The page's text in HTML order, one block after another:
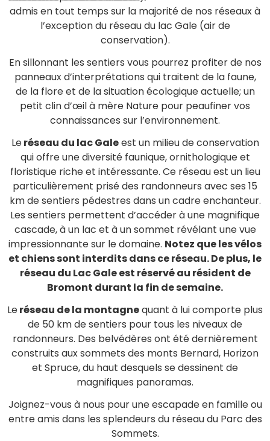
admis en tout temps sur la majorité de nos réseaux à
l’exception du réseau du lac Gale (air de
conservation).
En sillonnant les sentiers vous pourrez profiter de nos
panneaux d’interprétations qui traitent de la faune,
de la flore et de la situation écologique actuelle; un
petit clin d’œil à mère Nature pour peaufiner vos
connaissances sur l’environnement.
Leréseau du lac Galeest un milieu de conservation
qui offre une diversité faunique, ornithologique et
floristique riche et intéressante. Ce réseau est un lieu
particulièrement prisé des randonneurs avec ses 15
km de sentiers pédestres dans un cadre enchanteur.
Les sentiers permettent d’accéder à une magnifique
cascade, à un lac et à un sommet révélant une vue
impressionnante sur le domaine. Notez que les vélos
et chiens sont interdits dans ce réseau. De plus, le
réseau du Lac Gale est réservé au résident de
Bromont durant la fin de semaine.
Leréseau de la montagnequant à lui comporte plus
de 50 km de sentiers pour tous les niveaux de
randonneurs. Des belvédères ont été dernièrement
construits aux sommets des monts Bernard, Horizon
et Spruce, du haut desquels se dessinent de
magnifiques panoramas.
Joignez-vous à nous pour une escapade en famille ou
entre amis dans les splendeurs du réseau du Parc des
Sommets.